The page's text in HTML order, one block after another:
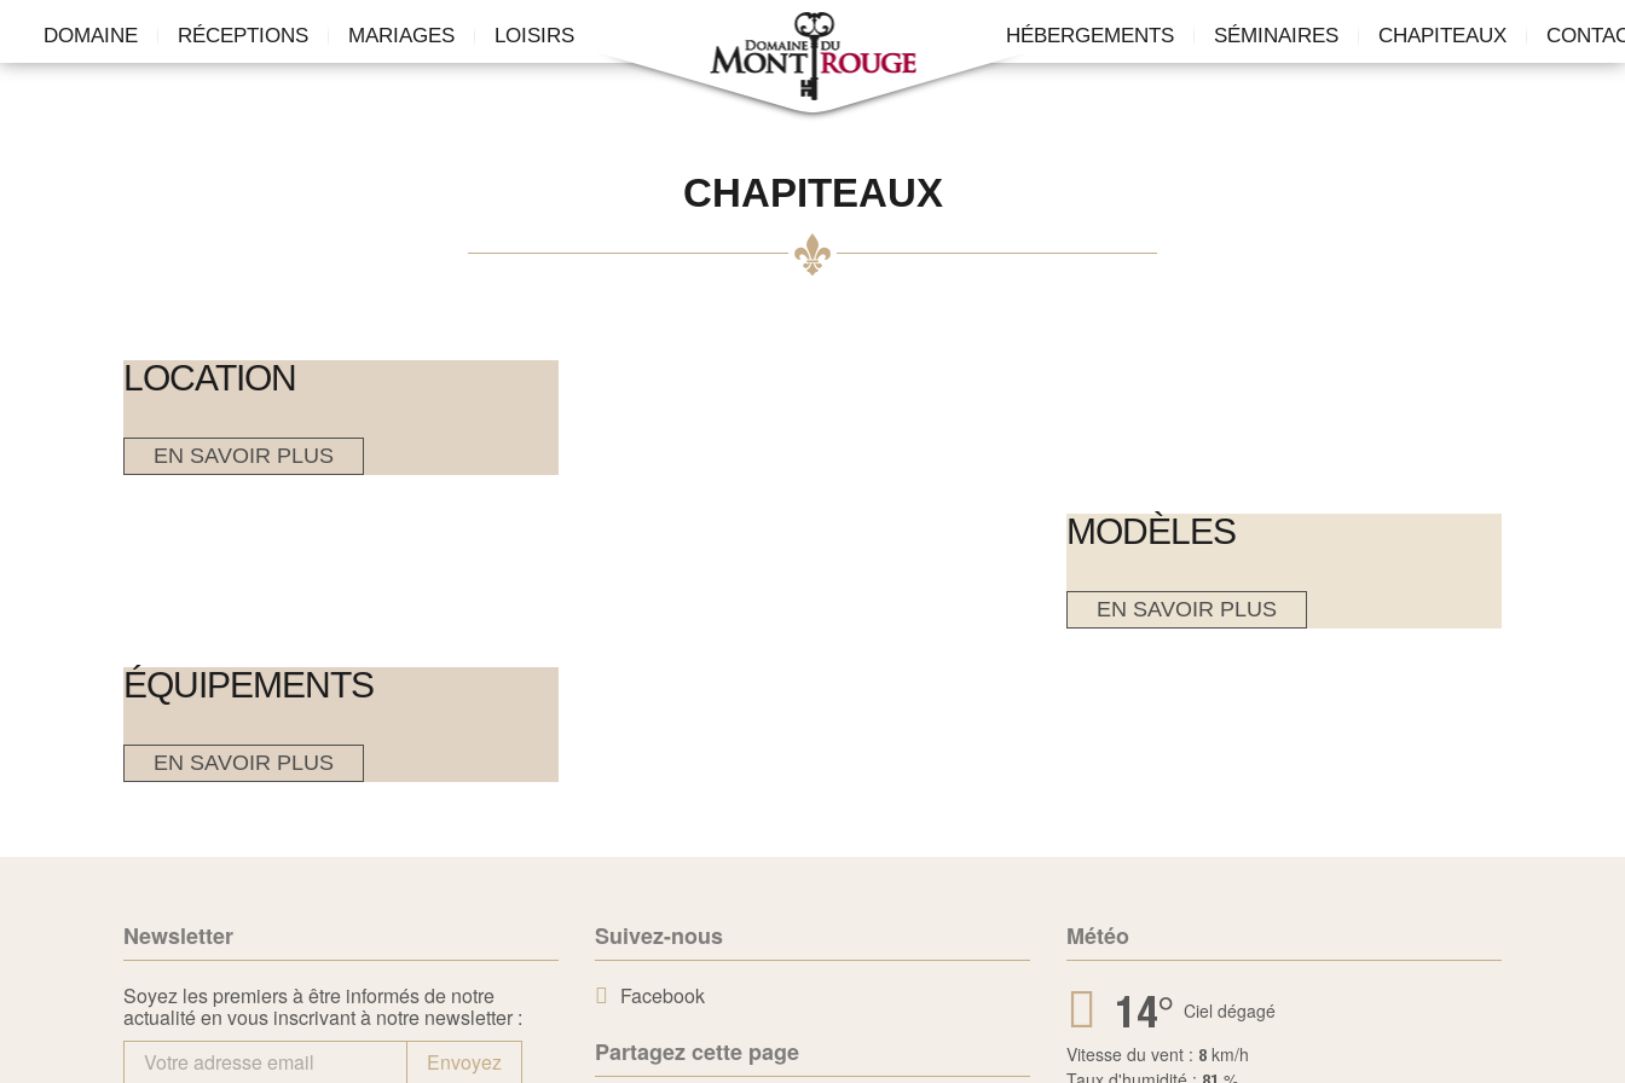
DOMAINE RÉCEPTIONS MARIAGES LOISIRS HÉBERGEMENTS SÉMINAIRES CHAPITEAUX
CHAPITEAUX
LOCATION
EN SAVOIR PLUS
MODÈLES
EN SAVOIR PLUS
ÉQUIPEMENTS
EN SAVOIR PLUS
Newsletter
Soyez les premiers à être informés de notre
actualité en vous inscrivant à notre newsletter :
Suivez-nous
Facebook
Partagez cette page
Météo
14° Ciel dégagé
Vitesse du vent : 8 km/h